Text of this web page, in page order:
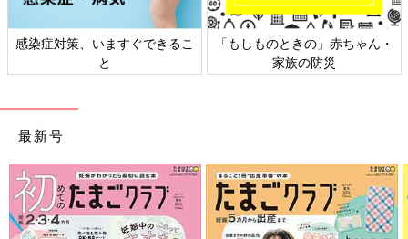
て可動式のおもちゃ収納をDIYしたんだそう。散らかりがちなお
もちゃも収納ごと押入れにINできるのがうれしいポイント！取っ
手はセリアで買ったものをグルーガンで固定したみたいですよ。
グ収納
感染症対策、いますぐできるこ
と
「もしものときの」赤ちゃん・
家族の防災
最新号